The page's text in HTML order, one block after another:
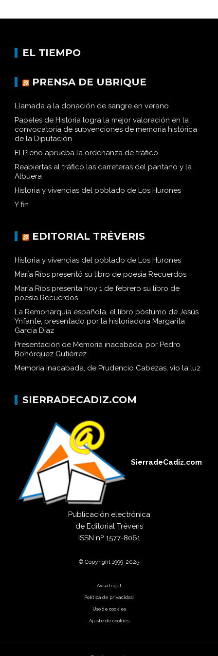
EL TIEMPO
PRENSA DE UBRIQUE
Llamada a la donación de sangre en verano
Papeles de Historia logra la mejor valoración en la
convocatoria de subvenciones de memoria histórica
de la Diputación
El Pleno aprueba la ordenanza de tráfico
Reabiertas al tráfico las carreteras del pantano y la
Albuera
Historia y vivencias del poblado de Los Hurones
Y fin
EDITORIAL TRÉVERIS
Historia y vivencias del poblado de Los Hurones
María Ríos presentó su libro de poesía Recuerdos
María Ríos presenta hoy 1 de febrero su libro de
poesía Recuerdos
La Remonarquía española, el libro póstumo de Jesús
Ynfante, presentado por la historiadora Margarita
García Díaz
Presentación de Memoria inacabada, por Pedro
Bohórquez Gutiérrez
Memoria inacabada, de Prudencio Cabezas, vio la luz
SIERRADECADIZ.COM
SierradeCadiz.com
Publicación electrónica
de Editorial Tréveris
ISSN nº 1577-8061
© Copyright 1999-2025
Aviso legal
Política de privacidad
Uso de cookies
Ajuste de cookies